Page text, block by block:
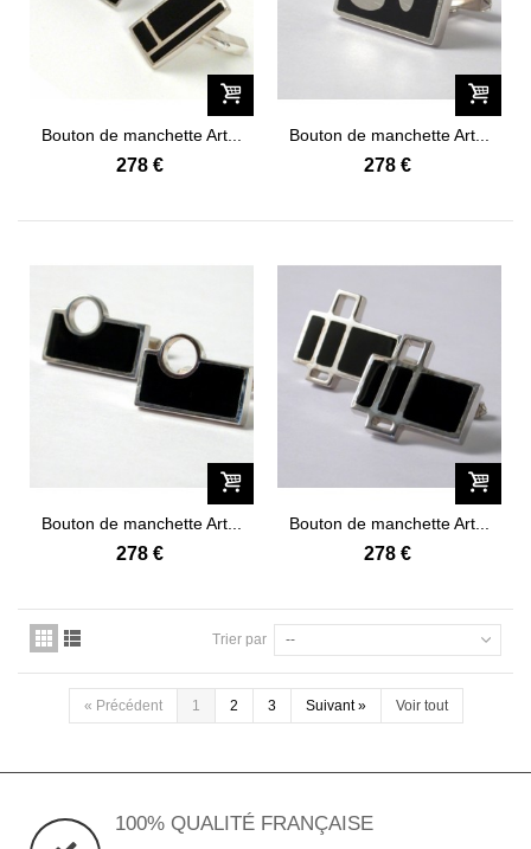
Bouton de manchette Art...
278 €
Bouton de manchette Art...
278 €
Bouton de manchette Art...
278 €
Bouton de manchette Art...
278 €
Trier par --
« Précédent 1 2 3 Suivant» Voir tout
100% QUALITÉ FRANÇAISE